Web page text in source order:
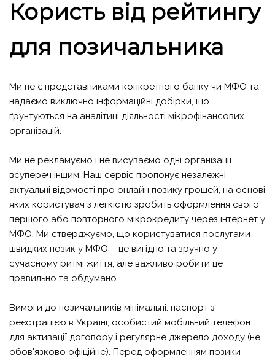
Користь від рейтингу
для позичальника
Ми не є представниками конкретного банку чи МФО та
надаємо виключно інформаційні добірки, що
ґрунтуються на аналітиці діяльності мікрофінансових
організацій.
Ми не рекламуємо і не висуваємо одні організації
всупереч іншим. Наш сервіс пропонує незалежні
актуальні відомості про онлайн позику грошей, на основі
яких користувач з легкістю зробить оформлення свого
першого або повторного мікрокредиту через інтернет у
МФО. Ми стверджуємо, що користуватися послугами
швидких позик у МФО – це вигідно та зручно у
сучасному ритмі життя, але важливо робити це
правильно та обдумано.
Вимоги до позичальників мінімальні: паспорт з
реєстрацією в Україні, особистий мобільний телефон
для активації договору і регулярне джерело доходу (не
обов'язково офіційне). Перед оформленням позики